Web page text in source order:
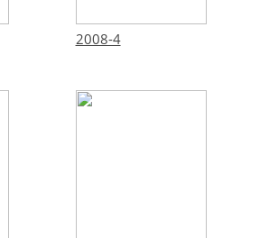
2008-4